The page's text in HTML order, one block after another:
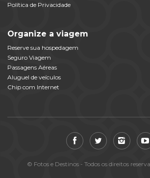
Política de Privacidade
Organize a viagem
Reserve sua hospedagem
Seguro Viagem
Passagens Aéreas
Aluguel de veículos
Chip com Internet
© Fotos e Destinos - Todos os direitos